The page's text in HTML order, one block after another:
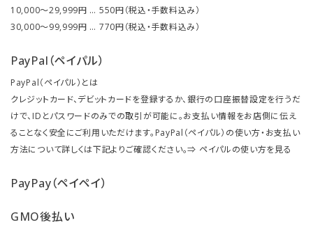
10,000～29,999円 … 550円（税込・手数料込み）
30,000～99,999円 … 770円（税込・手数料込み）
PayPal（ペイパル）
PayPal（ペイパル）とは
クレジットカード、デビットカードを登録するか、銀行の口座振替設定を行うだ
けで、IDとパスワードのみでの取引が可能に。お支払い情報をお店側に伝え
ることなく安全にご利用いただけます。PayPal（ペイパル）の使い方・お支払い
方法について詳しくは下記よりご確認ください。⇒ ペイパルの使い方を見る
PayPay（ペイペイ）
GMO後払い